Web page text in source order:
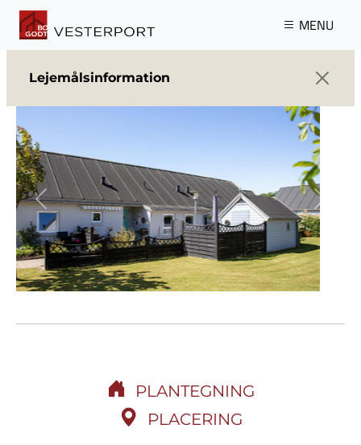
Gå til hovedindhold
MENU
Lejemålsinformation
Previous Next
PLANTEGNING
PLACERING